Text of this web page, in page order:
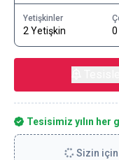
Yetişkinler
2 Yetişkin
Tesisimiz yılın her
Sizin için